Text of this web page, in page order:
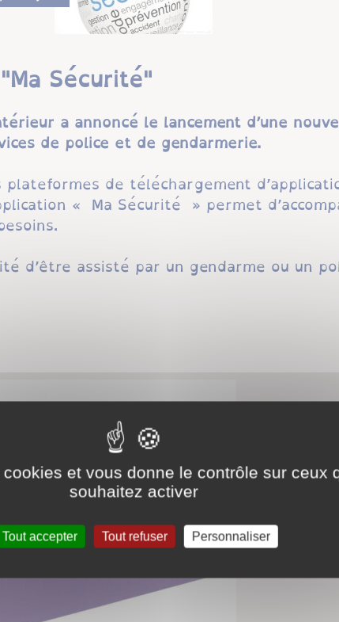
Sécurité"
a annoncé le lancement d’une
de police et de gendarmerie.
de téléchargement
« Ma Sécurité » permet
d’être assisté par un gendarme ou un
et vous donne le contrôle sur ceux
souhaitez activer
Tout accepter Tout refuser Personnaliser